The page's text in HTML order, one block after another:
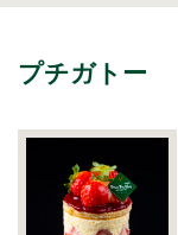
プチガトー